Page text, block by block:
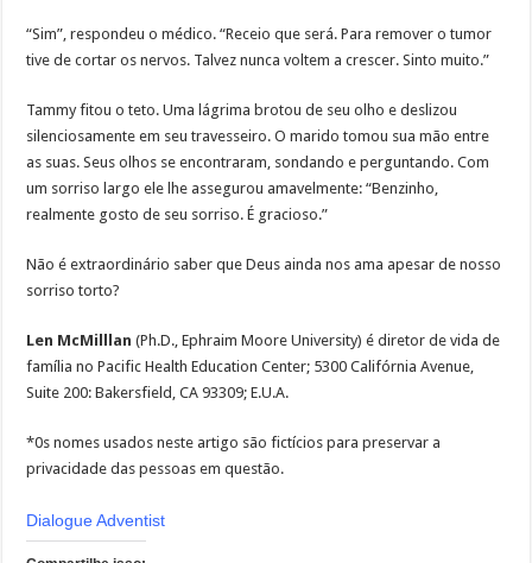
“Sim”, respondeu o médico. “Receio que será. Para remover o tumor
tive de cortar os nervos. Talvez nunca voltem a crescer. Sinto muito.”
Tammy fitou o teto. Uma lágrima brotou de seu olho e deslizou
silenciosamente em seu travesseiro. O marido tomou sua mão entre
as suas. Seus olhos se encontraram, sondando e perguntando. Com
um sorriso largo ele lhe assegurou amavelmente: “Benzinho,
realmente gosto de seu sorriso. É gracioso.”
Não é extraordinário saber que Deus ainda nos ama apesar de nosso
sorriso torto?
Len McMilllan (Ph.D., Ephraim Moore University) é diretor de vida de
família no Pacific Health Education Center; 5300 Califórnia Avenue,
Suite 200: Bakersfield, CA 93309; E.U.A.
*0s nomes usados neste artigo são fictícios para preservar a
privacidade das pessoas em questão.
Dialogue Adventist